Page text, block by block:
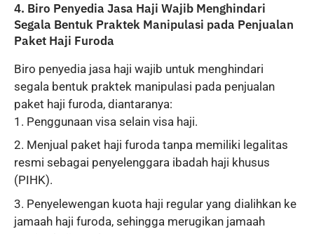
4. Biro Penyedia Jasa Haji Wajib Menghindari
Segala Bentuk Praktek Manipulasi pada Penjualan
Paket Haji Furoda
Biro penyedia jasa haji wajib untuk menghindari
segala bentuk praktek manipulasi pada penjualan
paket haji furoda, diantaranya:
Penggunaan visa selain visa haji.
Menjual paket haji furoda tanpa memiliki legalitas
resmi sebagai penyelenggara ibadah haji khusus
(PIHK).
Penyelewengan kuota haji regular yang dialihkan ke
jamaah haji furoda, sehingga merugikan jamaah